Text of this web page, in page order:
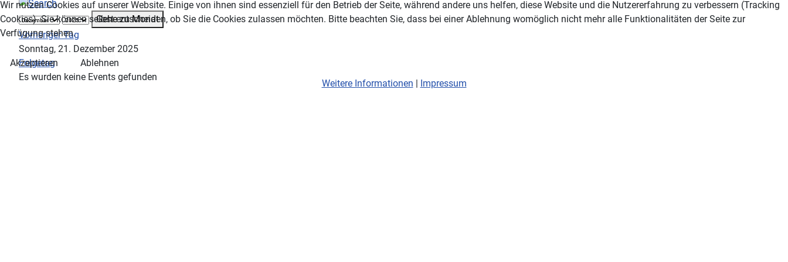
Gehe zu Monat
Vorheriger Tag
Sonntag, 21. Dezember 2025
Folgetag
Es wurden keine Events gefunden
Wir nutzen Cookies auf unserer Website. Einige von ihnen sind essenziell für den Betrieb der Seite, während andere uns helfen, diese Website und die Nutzererfahrung zu verbessern (Tracking
Cookies). Sie können selbst entscheiden, ob Sie die Cookies zulassen möchten. Bitte beachten Sie, dass bei einer Ablehnung womöglich nicht mehr alle Funktionalitäten der Seite zur
Verfügung stehen.
Akzeptieren
Ablehnen
Weitere Informationen | Impressum